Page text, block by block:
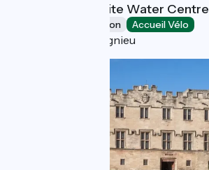
Isle de Serre White Water Centre
Leisure and recreation Accueil Vélo
Porcieu-Amblagnieu